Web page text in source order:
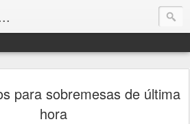
para sobremesas de última
hora